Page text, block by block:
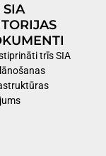
SIA
trīs SIA